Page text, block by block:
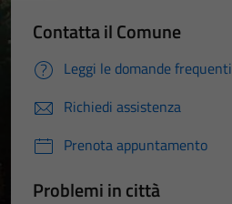
Contatta il Comune
Leggi le domande frequenti
Richiedi assistenza
Prenota appuntamento
Problemi in città